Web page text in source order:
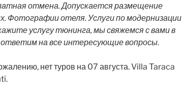
отмена. Допускается размещение
Фотографии отеля. Услуги по модернизации
услугу тюнинга, мы свяжемся с вами в
на все интересующие вопросы.
нет туров на 07 августа. Villa Taraca